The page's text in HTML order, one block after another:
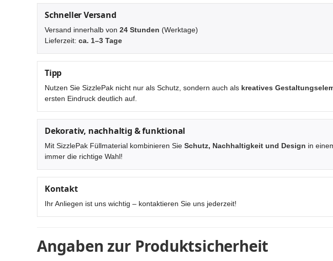
Schneller Versand
Versand innerhalb von 24 Stunden (Werktage)
Lieferzeit: ca. 1–3 Tage
Tipp
Nutzen Sie SizzlePak nicht nur als Schutz, sondern auch als kreatives
ersten Eindruck deutlich auf.
Dekorativ, nachhaltig & funktional
Mit SizzlePak Füllmaterial kombinieren Sie Schutz, Nachhaltigkeit und Design in
immer die richtige Wahl!
Kontakt
Ihr Anliegen ist uns wichtig – kontaktieren Sie uns jederzeit!
Angaben zur Produktsicherheit